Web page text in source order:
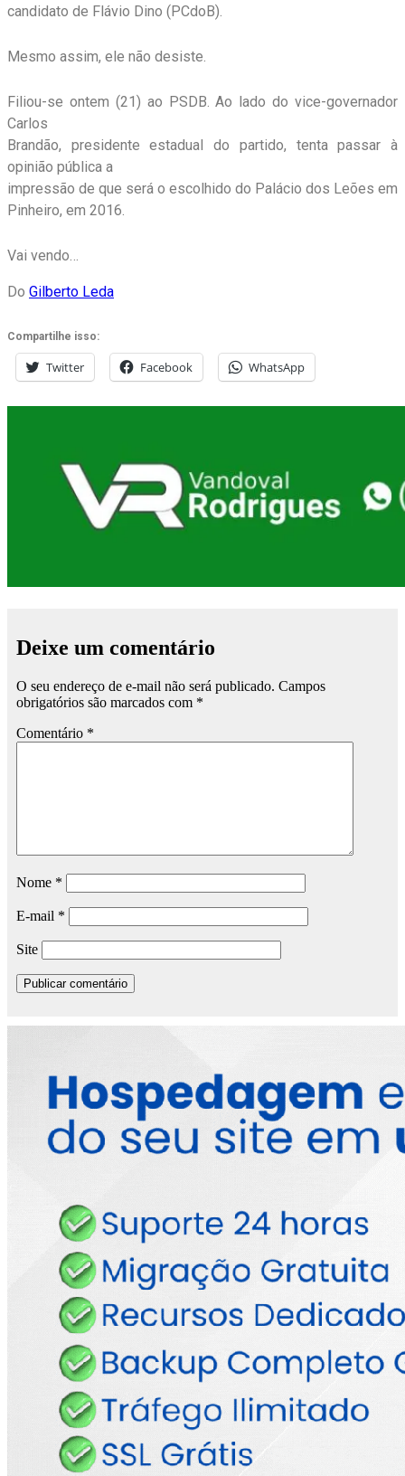
candidato de Flávio Dino (PCdoB).
Mesmo assim, ele não desiste.
Filiou-se ontem (21) ao PSDB. Ao lado do vice-governador
Carlos
Brandão, presidente estadual do partido, tenta passar à
opinião pública a
impressão de que será o escolhido do Palácio dos Leões em
Pinheiro, em 2016.
Vai vendo…
Do Gilberto Leda
Compartilhe isso:
Twitter Facebook WhatsApp
Deixe um comentário
O seu endereço de e-mail não será publicado. Campos
obrigatórios são marcados com *
Comentário *
Nome *
E-mail *
Site